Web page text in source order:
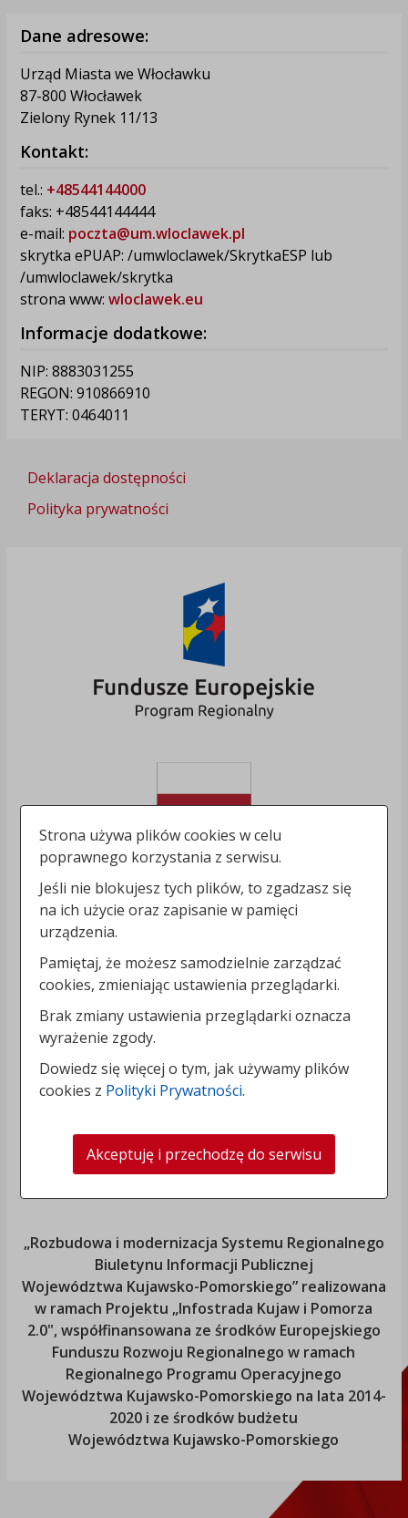
Dane adresowe:
Urząd Miasta we Włocławku
87-800 Włocławek
Zielony Rynek 11/13
Kontakt:
tel.: +48544144000
faks: +48544144444
e-mail: poczta@um.wloclawek.pl
skrytka ePUAP: /umwloclawek/SkrytkaESP lub
/umwloclawek/skrytka
strona www: wloclawek.eu
Informacje dodatkowe:
NIP: 8883031255
REGON: 910866910
TERYT: 0464011
Deklaracja dostępności
Polityka prywatności
„Rozbudowa i modernizacja Systemu Regionalnego
Biuletynu Informacji Publicznej
Województwa Kujawsko-Pomorskiego” realizowana
w ramach Projektu „Infostrada Kujaw i Pomorza
2.0", współfinansowana ze środków Europejskiego
Funduszu Rozwoju Regionalnego w ramach
Regionalnego Programu Operacyjnego
Województwa Kujawsko-Pomorskiego na lata 2014-
2020 i ze środków budżetu
Województwa Kujawsko-Pomorskiego
Strona używa plików cookies w celu
poprawnego korzystania z serwisu.
Jeśli nie blokujesz tych plików, to zgadzasz się
na ich użycie oraz zapisanie w pamięci
urządzenia.
Pamiętaj, że możesz samodzielnie zarządzać
cookies, zmieniając ustawienia przeglądarki.
Brak zmiany ustawienia przeglądarki oznacza
wyrażenie zgody.
Dowiedz się więcej o tym, jak używamy plików
cookies z Polityki Prywatności.
Akceptuję i przechodzę do serwisu